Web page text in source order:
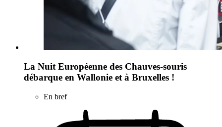
La Nuit Européenne des Chauves-souris
débarque en Wallonie et à Bruxelles !
En bref